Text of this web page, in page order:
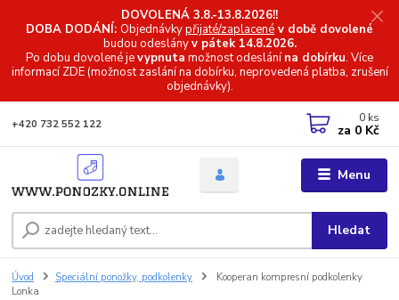
DOVOLENÁ 3.8.-13.8.2026!!
DOBA DODÁNÍ: Objednávkypřijaté/zaplacené v době dovolené
budou odeslányv pátek 14.8.2026.
Po dobu dovolené jevypnuta možnost odeslánína dobírku. Více
informacíZDE (možnost zaslání na dobírku, neprovedená platba, zrušení
objednávky).
Menu
Hledat
+420 732 552 122 0 ks
za 0 Kč
Úvod Speciální ponožky, podkolenky
Kooperan kompresní podkolenky
Lonka